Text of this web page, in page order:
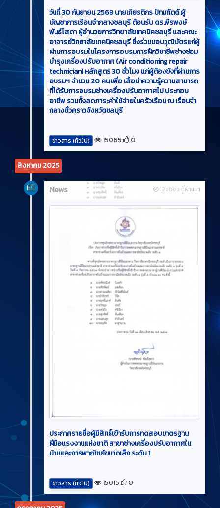
วันที่ 30 กันยายน 2568 นายเกียรติกร ปัทมทัตต์ ผู้
บัญชาการเรือนจำกลางชลบุรี ต้อนรับ ดร.พีรพงษ์
พันธ์โสดา ผู้อำนวยการวิทยาลัยเทคนิคชลบุรี และคณะ
อาจารย์วิทยาลัยเทคนิคชลบุรี ซึ่งร่วมมอบวุฒิบัตรแก่ผู้
ผ่านการอบรมในโครงการอบรมการฝึกวิชาชีพช่างซ่อม
บำรุงเครื่องปรับอากาศ (Air conditioning repair
technician) หลักสูตร 30 ชั่วโมง แก่ผู้ต้องขังที่ผ่านการ
อบรมฯ จำนวน 20 คน เพื่อ เสื้อนำความรู้ความสามารถ
ที่ได้รับการอบรมช่างเครื่องปรับอากาศไป ประกอบ
อาชีพ รวมทั้งลดภาระค่าใช้จ่ายในครัวเรือน ณ เรือนจำ
กลางชั่วคราวจังหวัดชลบุรี
ข่าวสาร (ทั่วไป) 15065 0
สิงหาคม 2025
12 เดือน ที่ผ่านมา
News
ประกาศรายชื่อผู้มีสิทธิ์เข้ารับการทดสอบมาตรฐาน
ฝีมือแรงงานแห่งชาติ สาขาช่างเครื่องปรับอากาศใน
บ้านและการพาณิชย์ขนาดเล็ก ระดับ 1
ข่าวสาร (ทั่วไป) 15015 0